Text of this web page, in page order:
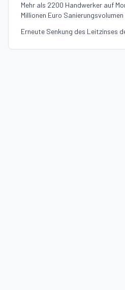
Mehr als 2200 Handwerker auf
Millionen Euro
Erneute Senkung des Leitzinses